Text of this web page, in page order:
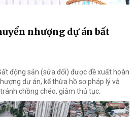
nhượng dự án bất
động sản (sửa đổi) được đề xuất hoàn
dự án, kế thừa hồ sơ pháp lý và
chồng chéo, giảm thủ tục.